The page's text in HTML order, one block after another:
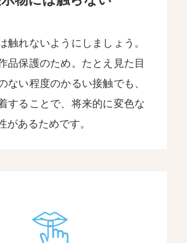
触れないようにしましょう。
品保護のため。たとえ見た目
ない程度のかるい接触でも、
することで、将来的に変色な
があるためです。